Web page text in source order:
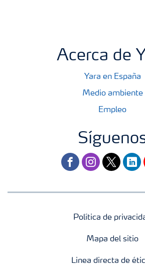
Acerca de
Yara en España
Medio ambiente
Empleo
facebookinstagram
twitter
Política de
Mapa del sitio
Linea directa de